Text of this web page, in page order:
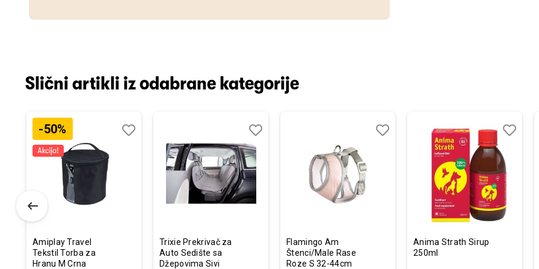
Slični artikli iz odabrane kategorije
-50%
Amiplay Travel
Tekstil Torba za
Hranu M Crna
Trixie Prekrivač za
Auto Sedište sa
Džepovima Sivi
Dodaj
u
listu
želja
Uporedi
Flamingo Am
Štenci/Male Rase
Roze S 32-44cm
Anima Strath Sirup
250ml
u
listu
želja